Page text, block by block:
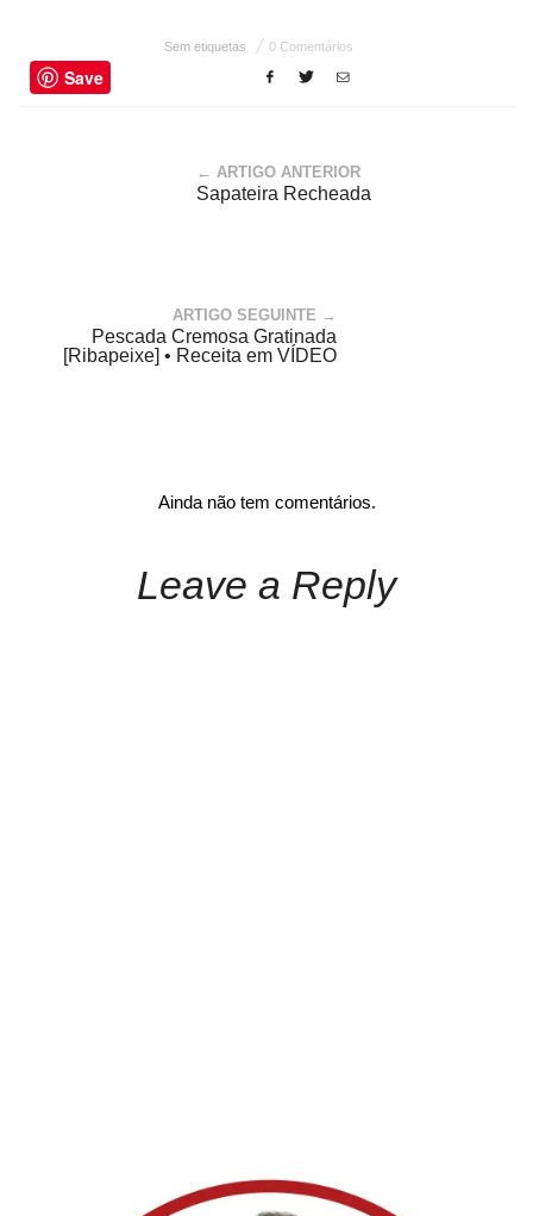
Sem etiquetas 0 Comentários
Save
← ARTIGO ANTERIOR
Sapateira Recheada
ARTIGO SEGUINTE →
Pescada Cremosa Gratinada
[Ribapeixe] • Receita em VÍDEO
Ainda não tem comentários.
Leave a Reply